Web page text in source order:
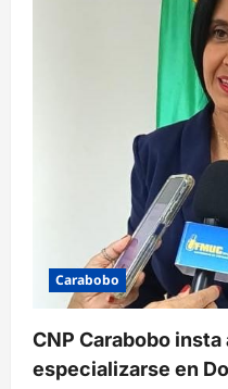
Carabobo
CNP Carabobo
especializarse en